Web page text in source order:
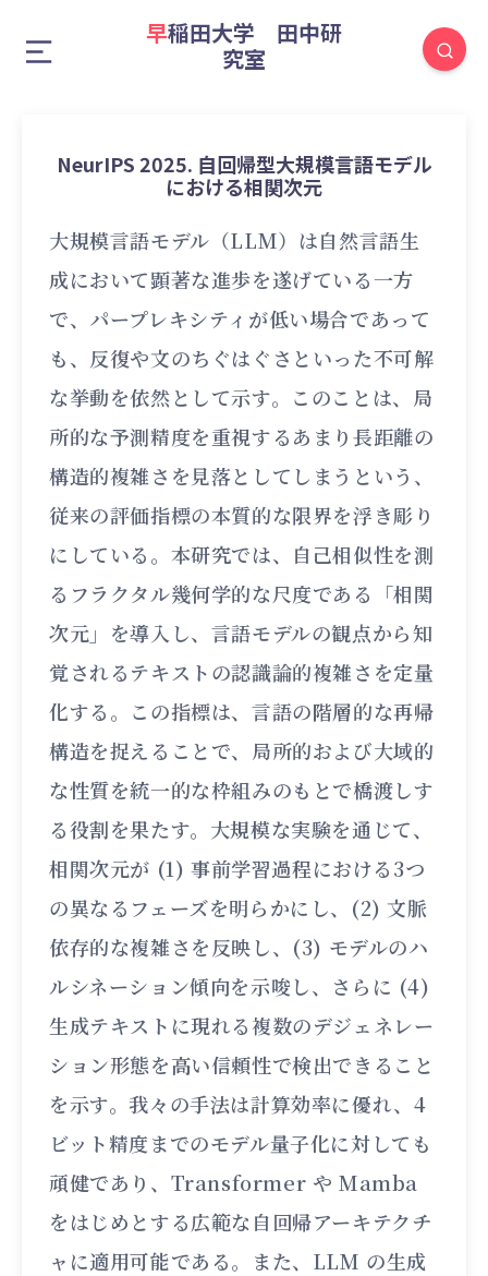
早稲田大学 田中研
究室
NeurIPS 2025. 自回帰型大規模言語モデル
における相関次元
大規模言語モデル（LLM）は自然言語生
成において顕著な進歩を遂げている一方
で、パープレキシティが低い場合であって
も、反復や文のちぐはぐさといった不可解
な挙動を依然として示す。このことは、局
所的な予測精度を重視するあまり長距離の
構造的複雑さを見落としてしまうという、
従来の評価指標の本質的な限界を浮き彫り
にしている。本研究では、自己相似性を測
るフラクタル幾何学的な尺度である「相関
次元」を導入し、言語モデルの観点から知
覚されるテキストの認識論的複雑さを定量
化する。この指標は、言語の階層的な再帰
構造を捉えることで、局所的および大域的
な性質を統一的な枠組みのもとで橋渡しす
る役割を果たす。大規模な実験を通じて、
相関次元が (1) 事前学習過程における3つ
の異なるフェーズを明らかにし、(2) 文脈
依存的な複雑さを反映し、(3) モデルのハ
ルシネーション傾向を示唆し、さらに (4)
生成テキストに現れる複数のデジェネレー
ション形態を高い信頼性で検出できること
を示す。我々の手法は計算効率に優れ、4
ビット精度までのモデル量子化に対しても
頑健であり、Transformer や Mamba
をはじめとする広範な自回帰アーキテクチ
ャに適用可能である。また、LLM の生成